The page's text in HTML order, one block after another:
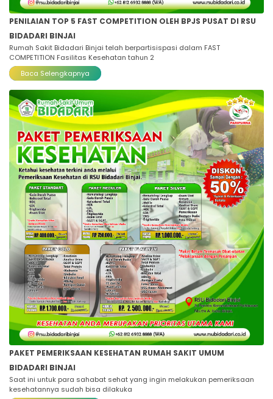
PENILAIAN TOP 5 FAST COMPETITION OLEH BPJS PUSAT DI RSU
BIDADARI BINJAI
Rumah Sakit Bidadari Binjai telah berpartisispasi dalam FAST
COMPETITION Fasilitas Kesehatan tahun 2
Baca Selengkapnya
PAKET PEMERIKSAAN KESEHATAN RUMAH SAKIT UMUM
BIDADARI BINJAI
Saat ini untuk para sahabat sehat yang ingin melakukan pemeriksaan
kesehatannya sudah bisa dilakuka